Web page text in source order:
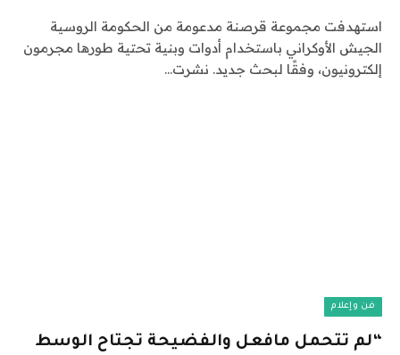
استهدفت مجموعة قرصنة مدعومة من الحكومة الروسية
الجيش الأوكراني باستخدام أدوات وبنية تحتية طورها مجرمون
إلكترونيون، وفقًا لبحث جديد. نشرت…
فن وإعلام
“لم تتحمل مافعل والفضيحة تجتاح الوسط